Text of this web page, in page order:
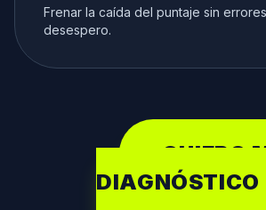
Frenar la caída del puntaje sin
desespero.
QUIERO
DIAGNÓSTICO